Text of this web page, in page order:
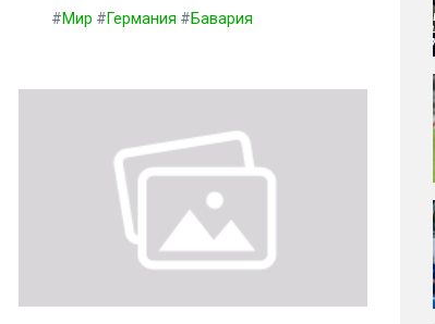
#Мир #Германия #Бавария